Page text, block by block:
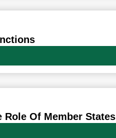
Role Of Member States